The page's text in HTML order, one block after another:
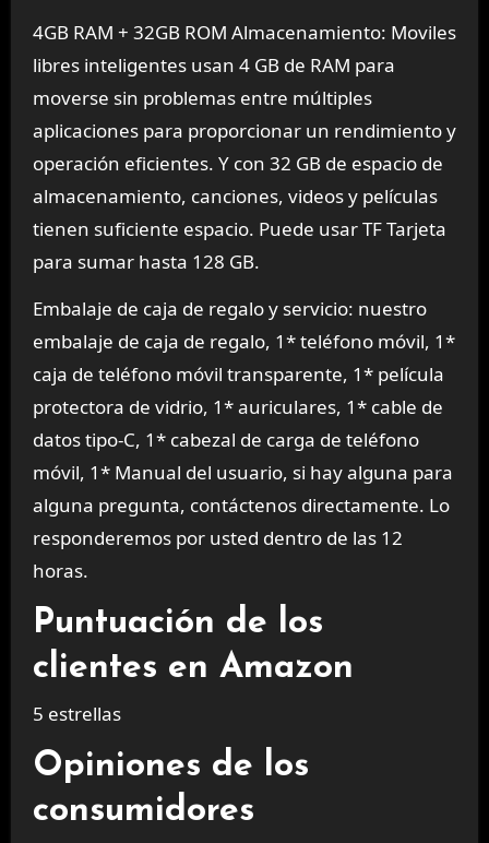
4GB RAM + 32GB ROM Almacenamiento: Moviles
libres inteligentes usan 4 GB de RAM para
moverse sin problemas entre múltiples
aplicaciones para proporcionar un rendimiento y
operación eficientes. Y con 32 GB de espacio de
almacenamiento, canciones, videos y películas
tienen suficiente espacio. Puede usar TF Tarjeta
para sumar hasta 128 GB.
Embalaje de caja de regalo y servicio: nuestro
embalaje de caja de regalo, 1* teléfono móvil, 1*
caja de teléfono móvil transparente, 1* película
protectora de vidrio, 1* auriculares, 1* cable de
datos tipo-C, 1* cabezal de carga de teléfono
móvil, 1* Manual del usuario, si hay alguna para
alguna pregunta, contáctenos directamente. Lo
responderemos por usted dentro de las 12
horas.
Puntuación de los
clientes en Amazon
5 estrellas
Opiniones de los
consumidores